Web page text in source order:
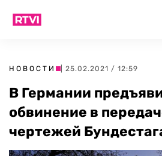
НОВОСТИ | 25.02.2021 / 12:59
В Германии
обвинение в
чертежей